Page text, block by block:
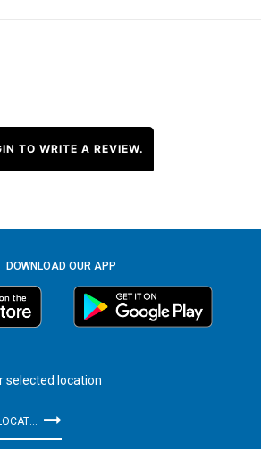
TO WRITE A REVIEW.
DOWNLOAD OUR APP
selected location